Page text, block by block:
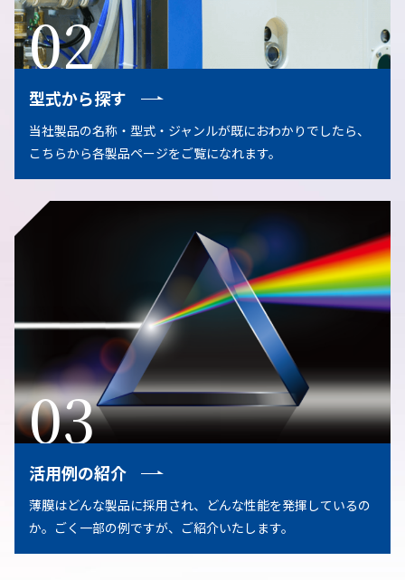
02
型式から探す
当社製品の名称・型式・ジャンルが既におわかりでしたら、
こちらから各製品ページをご覧になれます。
03
活用例の紹介
薄膜はどんな製品に採用され、どんな性能を発揮しているの
か。ごく一部の例ですが、ご紹介いたします。